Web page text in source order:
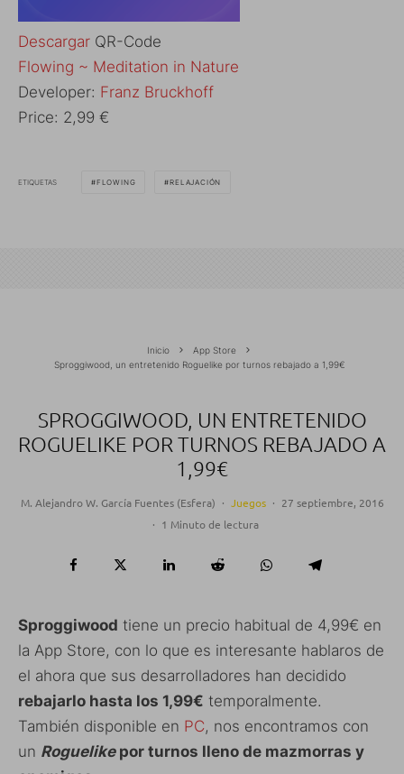
Descargar QR-Code
‎Flowing ~ Meditation in Nature
Developer: Franz Bruckhoff
Price: 2,99 €
ETIQUETAS FLOWING RELAJACIÓN
Inicio
App Store
Sproggiwood, un entretenido Roguelike por turnos rebajado a 1,99€
SPROGGIWOOD, UN ENTRETENIDO
ROGUELIKE POR TURNOS REBAJADO A
1,99€
M. Alejandro W. García Fuentes (Esfera) · Juegos · 27 septiembre, 2016
· 1 Minuto de lectura
Sproggiwood tiene un precio habitual de 4,99€ en
la App Store, con lo que es interesante hablaros de
el ahora que sus desarrolladores han decidido
rebajarlo hasta los 1,99€ temporalmente.
También disponible en PC, nos encontramos con
un Roguelikepor turnos lleno de mazmorras y